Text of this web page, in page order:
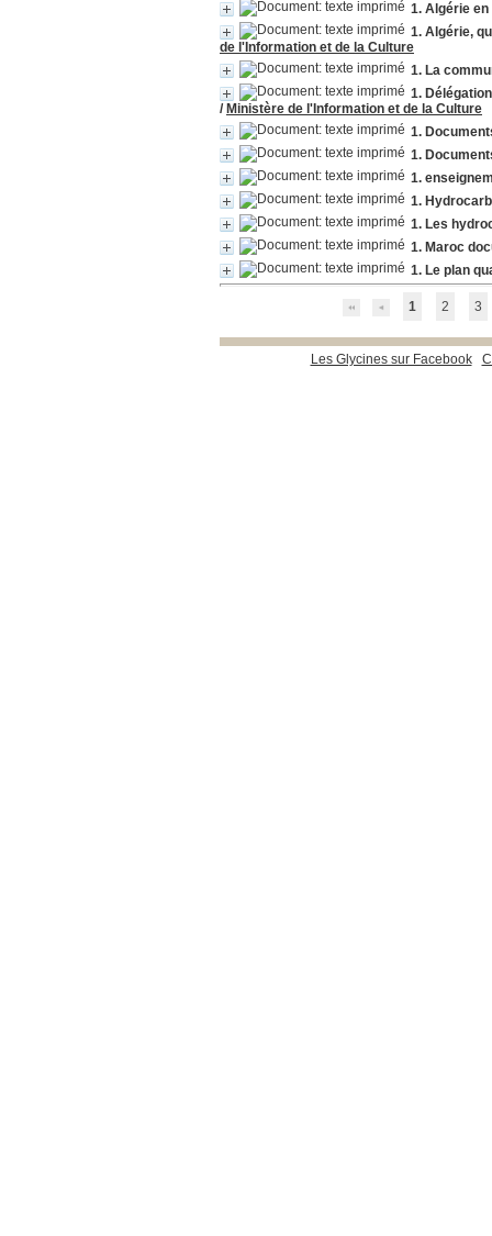
1. Algérie
1. Algérie,
de l'Information et de la Culture
1. La
1.
/ Ministère de l'Information et de la Culture
1.
1.
1.
1.
1. Les
1. Maroc
1. Le plan
1 2 3
Les Glycines sur Facebook